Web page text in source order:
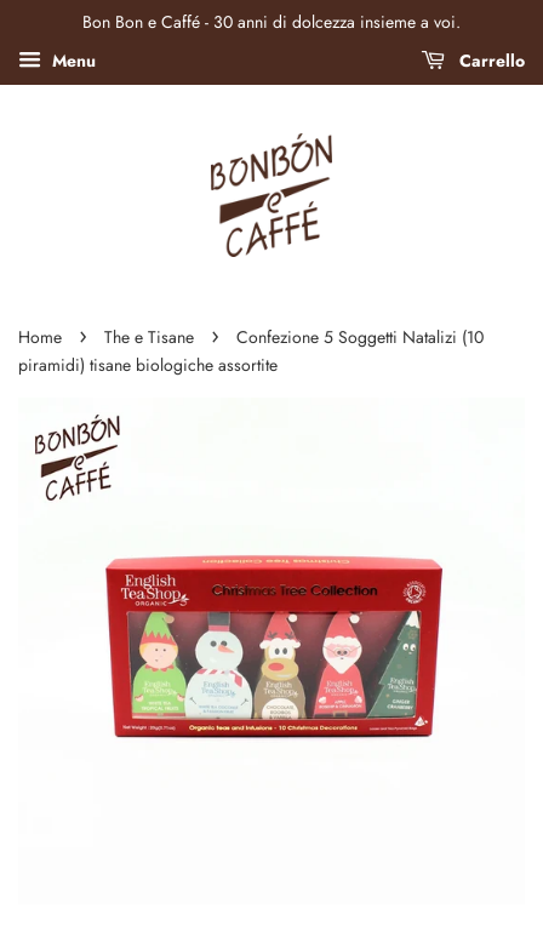
Bon Bon e Caffé - 30 anni di dolcezza insieme a voi.
Menu
Carrello
Home › The e Tisane ›
Confezione 5 Soggetti Natalizi (10
piramidi) tisane biologiche assortite